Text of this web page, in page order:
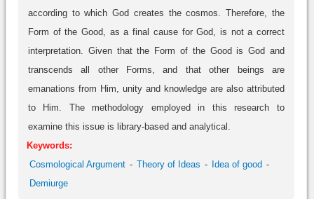
according to which God creates the cosmos. Therefore, the
Form of the Good, as a final cause for God, is not a correct
interpretation. Given that the Form of the Good is God and
transcends all other Forms, and that other beings are
emanations from Him, unity and knowledge are also attributed
to Him. The methodology employed in this research to
examine this issue is library-based and analytical.
Keywords:
Cosmological Argument
Theory of Ideas
Idea of good
Demiurge